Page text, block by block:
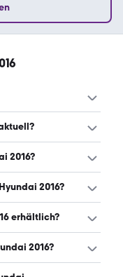
liegt zwischen 7.450
davon
2016?
67 und 186 PS.
2016?
und
erhältlich?
Farben: weiß,
ist weiß. (Stand:
2016?